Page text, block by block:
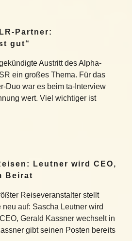
Partner:
gut“
Austritt des Alpha-
ein großes Thema. Für das
Duo war es beim ta-Interview
wert. Viel wichtiger ist
Leutner wird CEO,
Beirat
Reiseveranstalter stellt
auf: Sascha Leutner wird
Gerald Kassner wechselt in
gibt seinen Posten bereits